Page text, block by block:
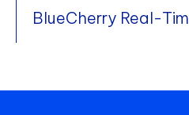
BlueCherry Real-